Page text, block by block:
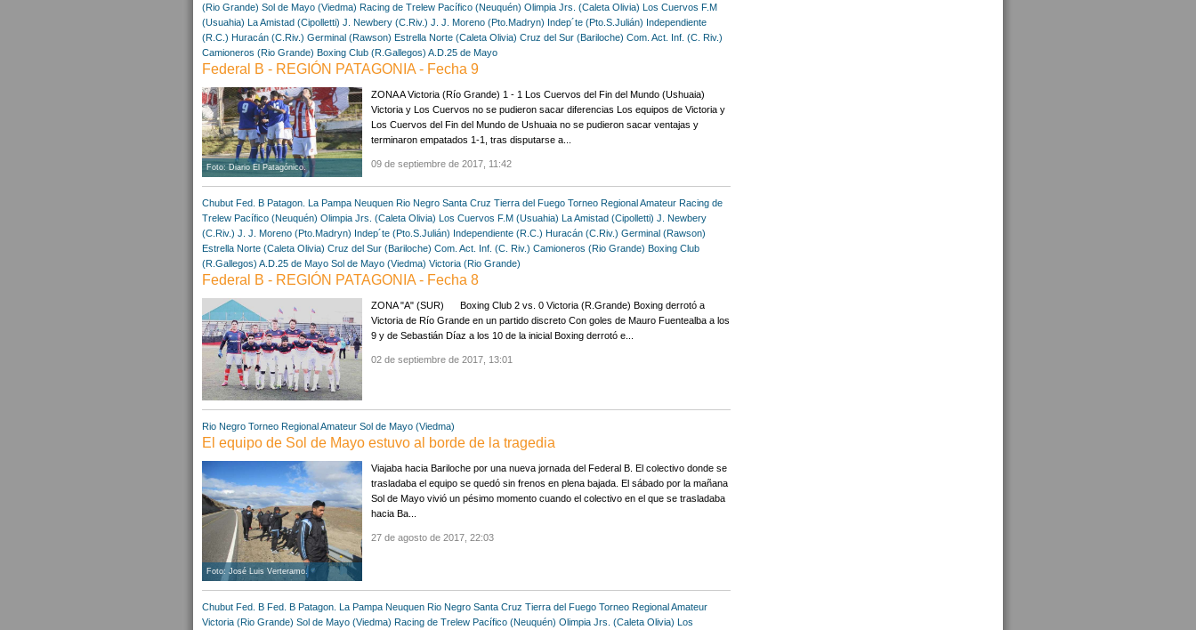
(Rio Grande) Sol de Mayo (Viedma) Racing de Trelew Pacífico (Neuquén) Olimpia Jrs. (Caleta Olivia)
Los Cuervos F.M
(Usuahia)
La Amistad (Cipolletti) J. Newbery (C.Riv.) J. J. Moreno (Pto.Madryn) Indep´te (Pto.S.Julián) Independiente
(R.C.) Huracán (C.Riv.) Germinal (Rawson) Estrella Norte (Caleta Olivia) Cruz del Sur (Bariloche) Com. Act. Inf. (C. Riv.)
Camioneros (Rio Grande) Boxing Club (R.Gallegos) A.D.25 de Mayo
Federal B - REGIÓN PATAGONIA - Fecha 9
Foto: Diario El Patagónico.
ZONA A Victoria (Río Grande) 1 - 1 Los Cuervos del Fin del Mundo (Ushuaia)
Victoria y Los Cuervos no se pudieron sacar diferencias Los equipos de Victoria y
Los Cuervos del Fin del Mundo de Ushuaia no se pudieron sacar ventajas y
terminaron empatados 1-1, tras disputarse a...
09 de septiembre de 2017, 11:42
Chubut Fed. B Patagon. La Pampa Neuquen Rio Negro Santa Cruz Tierra del Fuego Torneo Regional Amateur Racing de
Trelew Pacífico (Neuquén) Olimpia Jrs. (Caleta Olivia) Los Cuervos F.M (Usuahia) La Amistad (Cipolletti) J. Newbery
(C.Riv.) J. J. Moreno (Pto.Madryn) Indep´te (Pto.S.Julián) Independiente (R.C.) Huracán (C.Riv.) Germinal (Rawson)
Estrella Norte (Caleta Olivia) Cruz del Sur (Bariloche) Com. Act. Inf. (C. Riv.) Camioneros (Rio Grande) Boxing Club
(R.Gallegos) A.D.25 de Mayo Sol de Mayo (Viedma) Victoria (Rio Grande)
Federal B - REGIÓN PATAGONIA - Fecha 8
ZONA "A" (SUR) Boxing Club 2 vs. 0 Victoria (R.Grande) Boxing derrotó a
Victoria de Río Grande en un partido discreto Con goles de Mauro Fuentealba a los
9 y de Sebastián Díaz a los 10 de la inicial Boxing derrotó e...
02 de septiembre de 2017, 13:01
Rio Negro Torneo Regional Amateur Sol de Mayo (Viedma)
El equipo de Sol de Mayo estuvo al borde de la tragedia
Foto: José Luis Verteramo.
Viajaba hacia Bariloche por una nueva jornada del Federal B. El colectivo donde se
trasladaba el equipo se quedó sin frenos en plena bajada. El sábado por la mañana
Sol de Mayo vivió un pésimo momento cuando el colectivo en el que se trasladaba
hacia Ba...
27 de agosto de 2017, 22:03
Chubut Fed. B Fed. B Patagon. La Pampa Neuquen Rio Negro Santa Cruz Tierra del Fuego Torneo Regional Amateur
Victoria (Rio Grande) Sol de Mayo (Viedma) Racing de Trelew Pacífico (Neuquén) Olimpia Jrs. (Caleta Olivia) Los